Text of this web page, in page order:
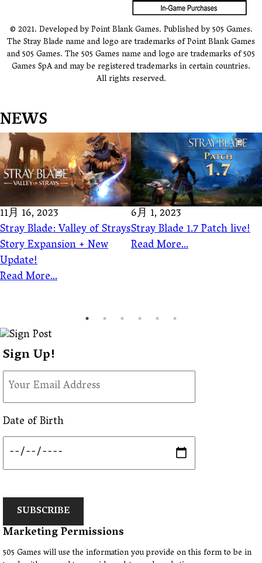
ョ
ン
© 2021. Developed by Point Blank Games. Published by 505 Games.
The Stray Blade name and logo are trademarks of Point Blank Games
and 505 Games. The 505 Games name and logo are trademarks of 505
Games SpA and may be registered trademarks in certain countries.
All rights reserved.
NEWS
11月 16, 2023
Stray Blade: Valley of Strays
Story Expansion + New
Update!
Read More...
6月 1, 2023
Stray Blade 1.7 Patch live!
Read More...
Sign Up!
Date of Birth
SUBSCRIBE
Marketing Permissions
505 Games will use the information you provide on this form to be in